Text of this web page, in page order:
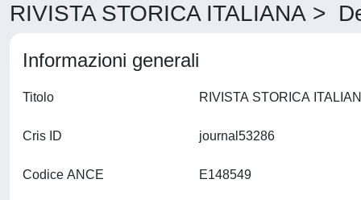
RIVISTA STORICA ITALIANA >
Informazioni generali
Titolo
Cris ID
Codice ANCE